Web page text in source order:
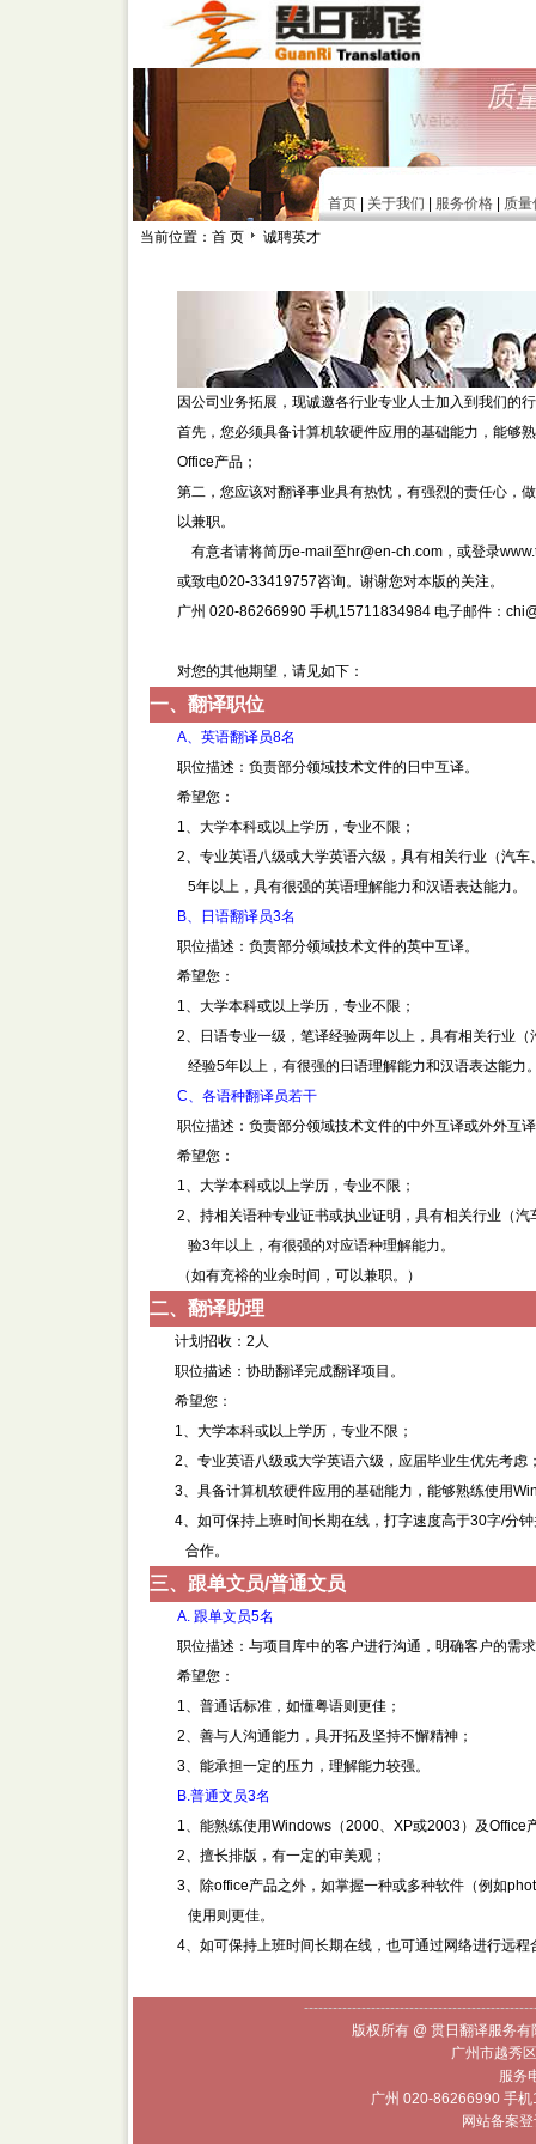
首页 关于我们 服务价格
质量
当前位置：首 页
诚聘英才
因公司业务拓展，现诚邀各行业专业人士加入到我们的
首先，您必须具备计算机软硬件应用的基础能力，能够
Office产品；
第二，您应该对翻译事业具有热忱，有强烈的责任心，
以兼职。
有意者请将简历e-mail至hr@en-ch.com，或登录
或致电020-33419757咨询。谢谢您对本版的关注。
广州 020-86266990 手机15711834984 电子邮件：
对您的其他期望，请见如下：
一、翻译职位
A、英语翻译员8名
职位描述：负责部分领域技术文件的日中互译。
希望您：
1、大学本科或以上学历，专业不限；
2、专业英语八级或大学英语六级，具有相关行业（汽
5年以上，具有很强的英语理解能力和汉语表达能力。
B、日语翻译员3名
职位描述：负责部分领域技术文件的英中互译。
希望您：
1、大学本科或以上学历，专业不限；
2、日语专业一级，笔译经验两年以上，具有相关行业
经验5年以上，有很强的日语理解能力和汉语表达能力
C、各语种翻译员若干
职位描述：负责部分领域技术文件的中外互译或外外互
希望您：
1、大学本科或以上学历，专业不限；
2、持相关语种专业证书或执业证明，具有相关行业（
验3年以上，有很强的对应语种理解能力。
（如有充裕的业余时间，可以兼职。）
二、翻译助理
计划招收：2人
职位描述：协助翻译完成翻译项目。
希望您：
1、大学本科或以上学历，专业不限；
2、专业英语八级或大学英语六级，应届毕业生优先考虑
3、具备计算机软硬件应用的基础能力，能够熟练使用
4、如可保持上班时间长期在线，打字速度高于30字/分
合作。
三、跟单文员/普通文员
A. 跟单文员5名
职位描述：与项目库中的客户进行沟通，明确客户的需
希望您：
1、普通话标准，如懂粤语则更佳；
2、善与人沟通能力，具开拓及坚持不懈精神；
3、能承担一定的压力，理解能力较强。
B.普通文员3名
1、能熟练使用Windows（2000、XP或2003）及Office
2、擅长排版，有一定的审美观；
3、除office产品之外，如掌握一种或多种软件（例如
使用则更佳。
4、如可保持上班时间长期在线，也可通过网络进行远程
版权所有 @ 贯日翻译服务
广州市越秀
服务
广州 020-86266990 手
网站备案